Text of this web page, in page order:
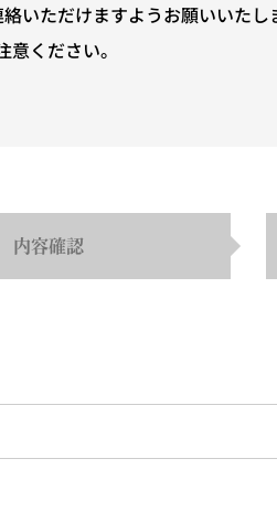
いただけますようお願いいたし
ください。
内容確認